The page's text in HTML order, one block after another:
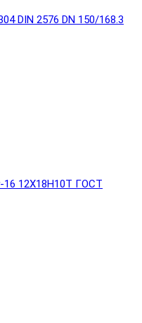
DIN 2576 DN 150/168.3
12Х18Н10Т ГОСТ